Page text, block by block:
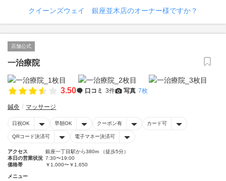
クイーンズウェイ 銀座並木店のオーナー様ですか？
店舗公式
一治療院
3.50 口コミ 3件 写真 7枚
鍼灸 マッサージ
日祝OK 早朝OK クーポン有 カード可
QRコード決済可 電子マネー決済可
アクセス
銀座一丁目駅から380m （徒歩5分）
本日の営業状況 7:30〜19:00
価格帯
￥1,000〜￥1,650
メニュー